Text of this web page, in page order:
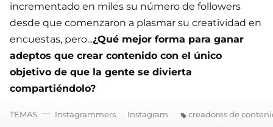
incrementado en miles su número de followers
desde que comenzaron a plasmar su creatividad en
encuestas, pero...¿Qué mejor forma para ganar
adeptos que crear contenido con el único
objetivo de que la gente se divierta
compartiéndolo?
TEMAS Instagrammers Instagram creadores de